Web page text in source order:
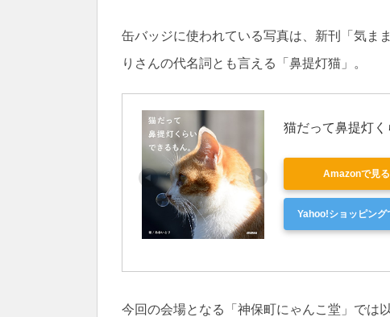
缶バッジに使われている写真は、新刊「気ま
りさんの代名詞とも言える「鼻提灯猫」。
猫だって鼻提灯く
Amazonで見る
Yahoo!ショッピング
今回の会場となる「神保町にゃんこ堂」では